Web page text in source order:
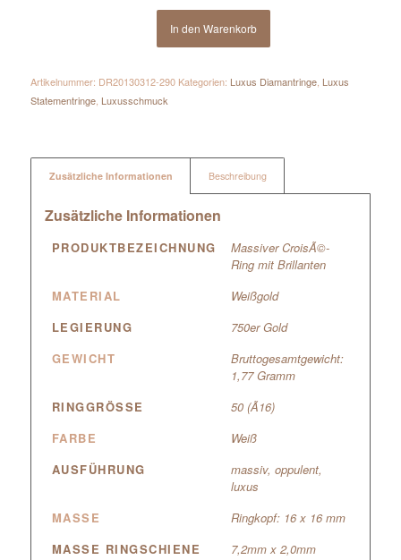
In den Warenkorb
Artikelnummer: DR20130312-290 Kategorien: Luxus Diamantringe, Luxus
Statementringe, Luxusschmuck
Zusätzliche Informationen Beschreibung
Zusätzliche Informationen
PRODUKTBEZEICHNUNG
Massiver CroisÃ©-
Ring mit Brillanten
MATERIAL
Weißgold
LEGIERUNG
750er Gold
GEWICHT
Bruttogesamtgewicht:
1,77 Gramm
RINGGRÖSSE
50 (Ã16)
FARBE
Weiß
AUSFÜHRUNG
massiv, oppulent,
luxus
MASSE
Ringkopf: 16 x 16 mm
MASSE RINGSCHIENE
7,2mm x 2,0mm